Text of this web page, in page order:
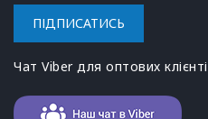
ПІДПИСАТИСЬ
Чат Viber для оптових